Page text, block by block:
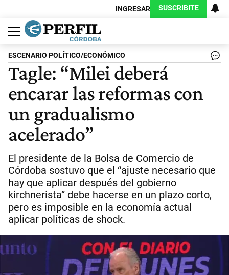
INGRESAR SUSCRIBITE
Política
Economía
Judiciales
Sociedad
Cultura
Espectáculos
Deportes
Protagonistas
ESCENARIO POLÍTICO/ECONÓMICO
Tagle: “Milei deberá
encarar las reformas con
un gradualismo
acelerado”
El presidente de la Bolsa de Comercio de
Córdoba sostuvo que el “ajuste necesario que
hay que aplicar después del gobierno
kirchnerista” debe hacerse en un plazo corto,
pero es imposible en la economía actual
aplicar políticas de shock.